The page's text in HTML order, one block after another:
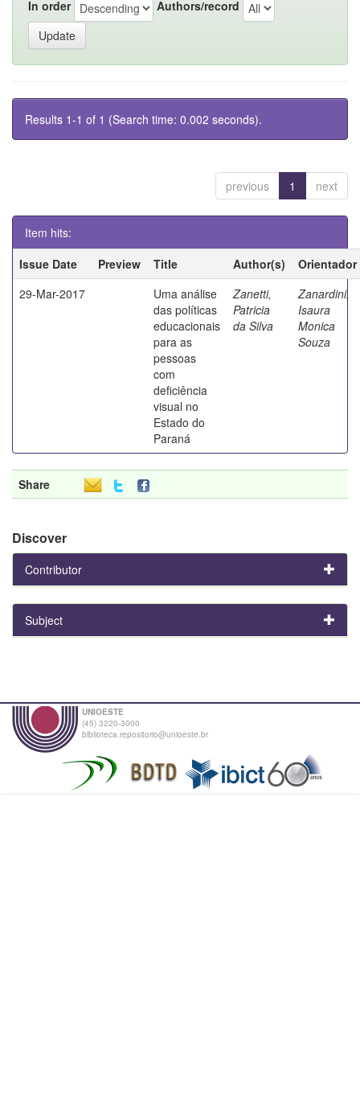
In order Authors/record
Results 1-1 of 1 (Search time: 0.002 seconds).
previous 1 next
Item hits:
Issue Date
Preview Title Author(s)
Orientador
29-Mar-2017
Uma análise
das políticas
educacionais
para as
pessoas
com
deficiência
visual no
Estado do
Paraná
Zanetti,
Patricia
da Silva
Zanardini,
Isaura
Monica
Souza
Share
Discover
Contributor
Subject
UNIOESTE
(45) 3220-3000
biblioteca.repositorio@unioeste.br